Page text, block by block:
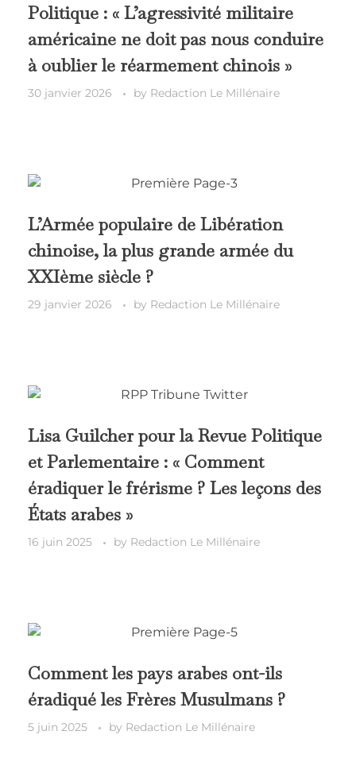
Politique : « L’agressivité militaire
américaine ne doit pas nous conduire
à oublier le réarmement chinois »
30 janvier 2026 by Redaction Le Millénaire
L’Armée populaire de Libération
chinoise, la plus grande armée du
XXIème siècle ?
29 janvier 2026 by Redaction Le Millénaire
Lisa Guilcher pour la Revue Politique
et Parlementaire : « Comment
éradiquer le frérisme ? Les leçons des
États arabes »
16 juin 2025 by Redaction Le Millénaire
Comment les pays arabes ont-ils
éradiqué les Frères Musulmans ?
5 juin 2025 by Redaction Le Millénaire